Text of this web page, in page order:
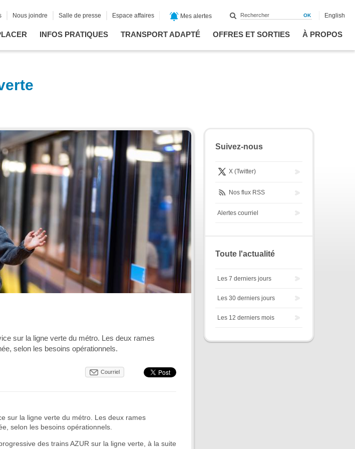
INFOS PRATIQUES TRANSPORT ADAPTÉ OFFRES ET SORTIES À PROPOS
Nous joindre Salle de presse Espace affaires Mes alertes English
sur la ligne verte du métro. Les deux rames
selon les besoins opérationnels.
Courriel
sur la ligne verte du métro. Les deux rames
selon les besoins opérationnels.
des trains AZUR sur la ligne verte, à la suite
Suivez-nous
X (Twitter)
Nos flux RSS
Alertes courriel
Toute l'actualité
Les 7 derniers jours
Les 30 derniers jours
Les 12 derniers mois